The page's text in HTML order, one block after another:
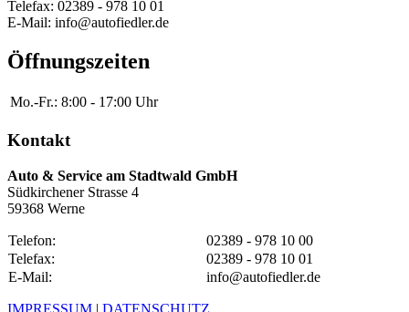
Telefax: 02389 - 978 10 01
E-Mail: info@autofiedler.de
Öffnungszeiten
Mo.-Fr.: 8:00 - 17:00 Uhr
Kontakt
Auto & Service am Stadtwald GmbH
Südkirchener Strasse 4
59368 Werne
Telefon:
02389 - 978 10 00
Telefax:
02389 - 978 10 01
E-Mail:
info@autofiedler.de
IMPRESSUM | DATENSCHUTZ